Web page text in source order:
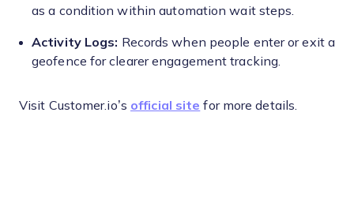
as a condition within automation wait steps.
Activity Logs: Records when people enter or exit a
geofence for clearer engagement tracking.
Visit Customer.io’s official site for more details.